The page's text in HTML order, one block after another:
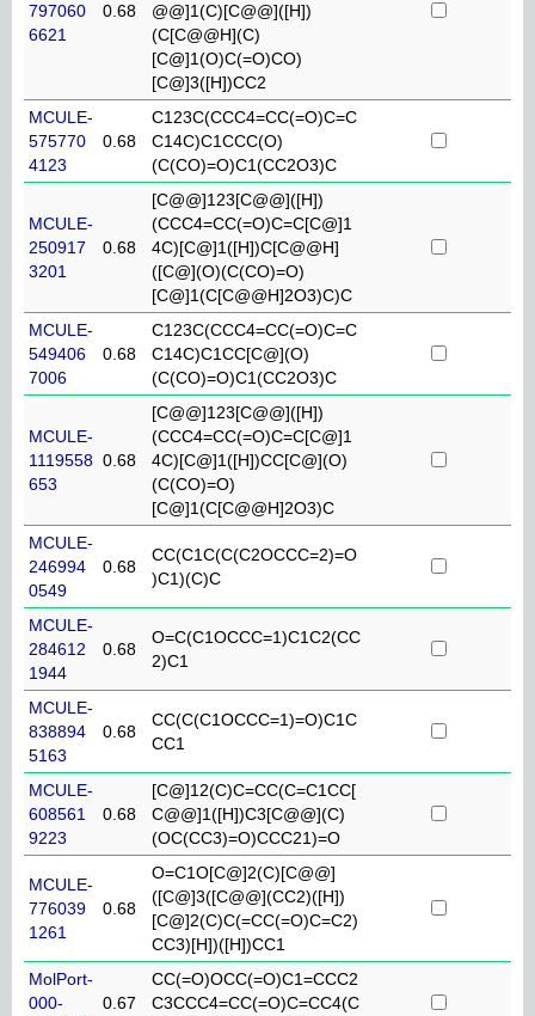
797060
6621
0.68
@@]1(C)[C@@]([H])
(C[C@@H](C)
[C@]1(O)C(=O)CO)
[C@]3([H])CC2
MCULE-
575770
4123
0.68
C123C(CCC4=CC(=O)C=C
C14C)C1CCC(O)
(C(CO)=O)C1(CC2O3)C
MCULE-
250917
3201
0.68
[C@@]123[C@@]([H])
(CCC4=CC(=O)C=C[C@]1
4C)[C@]1([H])C[C@@H]
([C@](O)(C(CO)=O)
[C@]1(C[C@@H]2O3)C)C
MCULE-
549406
7006
0.68
C123C(CCC4=CC(=O)C=C
C14C)C1CC[C@](O)
(C(CO)=O)C1(CC2O3)C
MCULE-
1119558
653
0.68
[C@@]123[C@@]([H])
(CCC4=CC(=O)C=C[C@]1
4C)[C@]1([H])CC[C@](O)
(C(CO)=O)
[C@]1(C[C@@H]2O3)C
MCULE-
246994
0549
0.68
CC(C1C(C(C2OCCC=2)=O
)C1)(C)C
MCULE-
284612
1944
0.68
O=C(C1OCCC=1)C1C2(CC
2)C1
MCULE-
838894
5163
0.68
CC(C(C1OCCC=1)=O)C1C
CC1
MCULE-
608561
9223
0.68
[C@]12(C)C=CC(C=C1CC[
C@@]1([H])C3[C@@](C)
(OC(CC3)=O)CCC21)=O
MCULE-
776039
1261
0.68
O=C1O[C@]2(C)[C@@]
([C@]3([C@@](CC2)([H])
[C@]2(C)C(=CC(=O)C=C2)
CC3)[H])([H])CC1
MolPort-
000-
0.67
CC(=O)OCC(=O)C1=CCC2
C3CCC4=CC(=O)C=CC4(C